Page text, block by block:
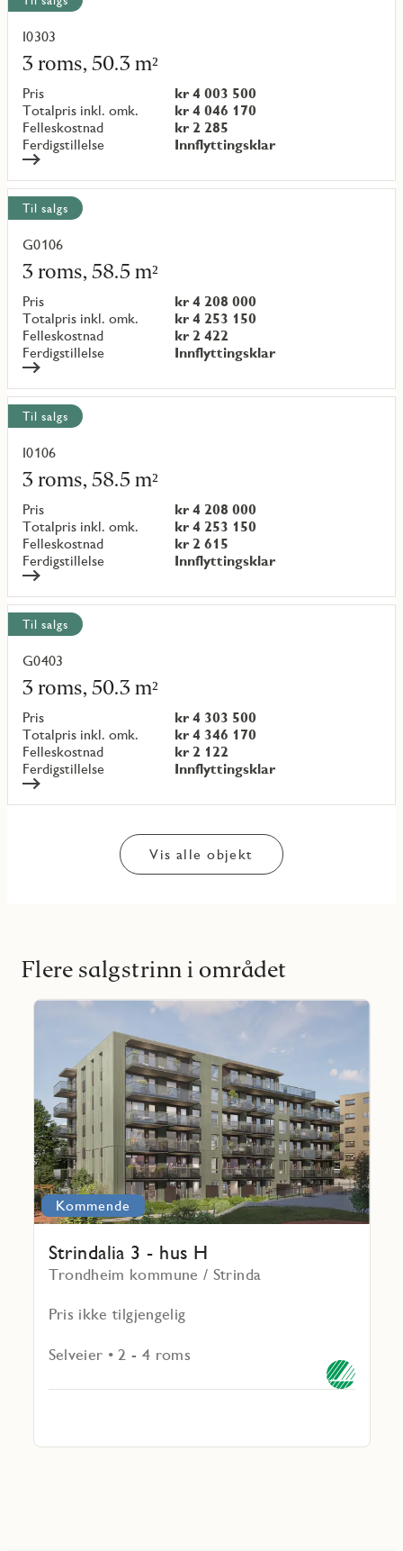
I0303
3 roms, 50.3 m²
Pris
kr 4 003 500
Totalpris inkl. omk.
kr 4 046 170
Felleskostnad
kr 2 285
Ferdigstillelse
Innflyttingsklar
Les
mer
om
objekt
{objectNumber}
Til salgs
G0106
3 roms, 58.5 m²
Pris
kr 4 208 000
Totalpris inkl. omk.
kr 4 253 150
Felleskostnad
kr 2 422
Ferdigstillelse
Innflyttingsklar
Les
mer
om
objekt
{objectNumber}
Til salgs
I0106
3 roms, 58.5 m²
Pris
kr 4 208 000
Totalpris inkl. omk.
kr 4 253 150
Felleskostnad
kr 2 615
Ferdigstillelse
Innflyttingsklar
Les
mer
om
objekt
{objectNumber}
Til salgs
G0403
3 roms, 50.3 m²
Pris
kr 4 303 500
Totalpris inkl. omk.
kr 4 346 170
Felleskostnad
kr 2 122
Ferdigstillelse
Innflyttingsklar
Les
mer
om
objekt
{objectNumber}
Vis alle objekt
Flere salgstrinn i området
Kommende
Strindalia 3 - hus H
Trondheim kommune / Strinda
Pris ikke tilgjengelig
Selveier • 2 - 4 roms
Les
Strindalia
hus
H